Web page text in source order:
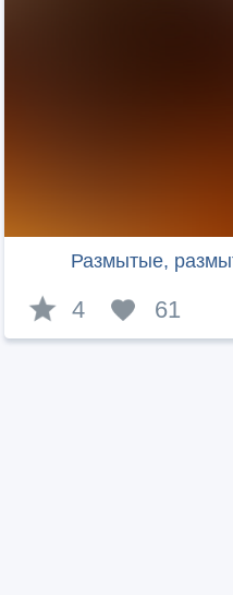
Размытые,
4 61